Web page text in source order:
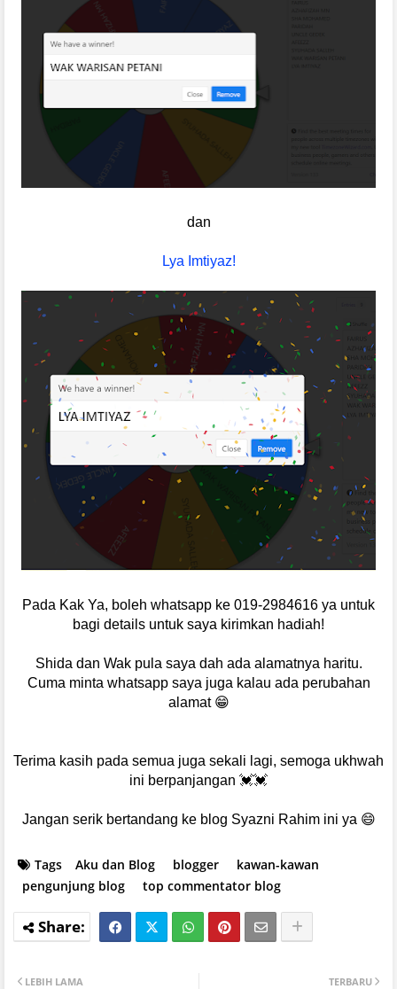
dan
Lya Imtiyaz!
Pada Kak Ya, boleh whatsapp ke 019-2984616 ya untuk
bagi details untuk saya kirimkan hadiah!
Shida dan Wak pula saya dah ada alamatnya haritu.
Cuma minta whatsapp saya juga kalau ada perubahan
alamat 😁
Terima kasih pada semua juga sekali lagi, semoga ukhwah
ini berpanjangan 💓💓
Jangan serik bertandang ke blog Syazni Rahim ini ya 😄
Tags Aku dan Blog blogger
kawan-kawan
pengunjung blog
top commentator blog
TERBARU
LEBIH LAMA